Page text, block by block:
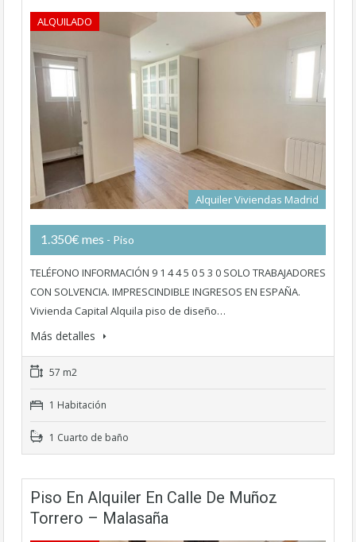
ALQUILADO
Alquiler Viviendas Madrid
1.350€ mes - Piso
TELÉFONO INFORMACIÓN 9 1 4 4 5 0 5 3 0 SOLO TRABAJADORES
CON SOLVENCIA. IMPRESCINDIBLE INGRESOS EN ESPAÑA.
Vivienda Capital Alquila piso de diseño…
Más detalles
57 m2
1 Habitación
1 Cuarto de baño
Piso En Alquiler En Calle De Muñoz
Torrero – Malasaña